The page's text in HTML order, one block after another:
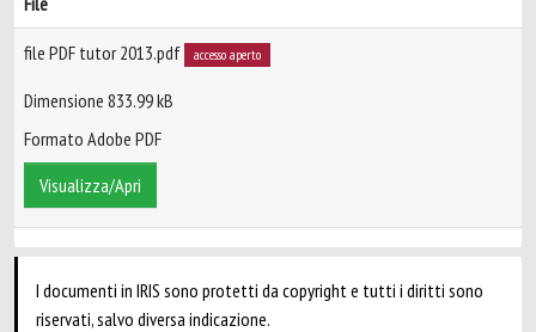
file PDF tutor 2013.pdf accesso aperto
Dimensione 833.99 kB
Formato Adobe PDF
Visualizza/Apri
I documenti in IRIS sono protetti da copyright e tutti i diritti sono
riservati, salvo diversa indicazione.